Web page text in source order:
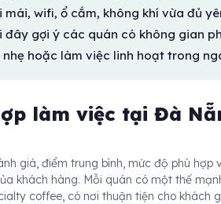
wifi, ổ cắm, không khí vừa đủ
gợi ý các quán có không gian
hoặc làm việc linh hoạt trong
làm việc tại Đà
giá, điểm trung bình, mức độ phù hợp
khách hàng. Mỗi quán có một thế
coffee, có nơi thuận tiện cho khách